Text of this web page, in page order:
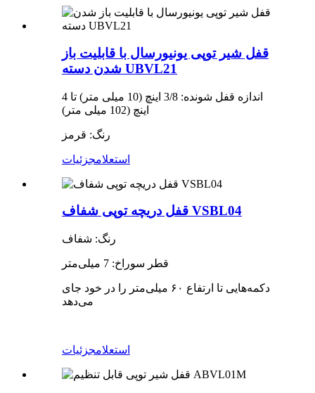
قفل شیر توپی یونیورسال با قابلیت باز
شدن دسته UBVL21
اندازه قفل شونده: 3/8 اینچ (10 میلی متر) تا 4
اینچ (102 میلی متر)
رنگ: قرمز
استعلامجزئیات
قفل دریچه توپی شفاف VSBL04
رنگ: شفاف
قطر سوراخ: 7 میلی‌متر
دکمه‌هایی تا ارتفاع ۶۰ میلی‌متر را در خود جای
می‌دهد
استعلامجزئیات